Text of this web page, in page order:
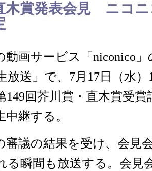
木賞発表会見 ニコニ
動画サービス「niconico」
放送」で、7月17日（水）
149回芥川賞・直木賞受賞
継する。
審議の結果を受け、会見
る瞬間も放送する。会見